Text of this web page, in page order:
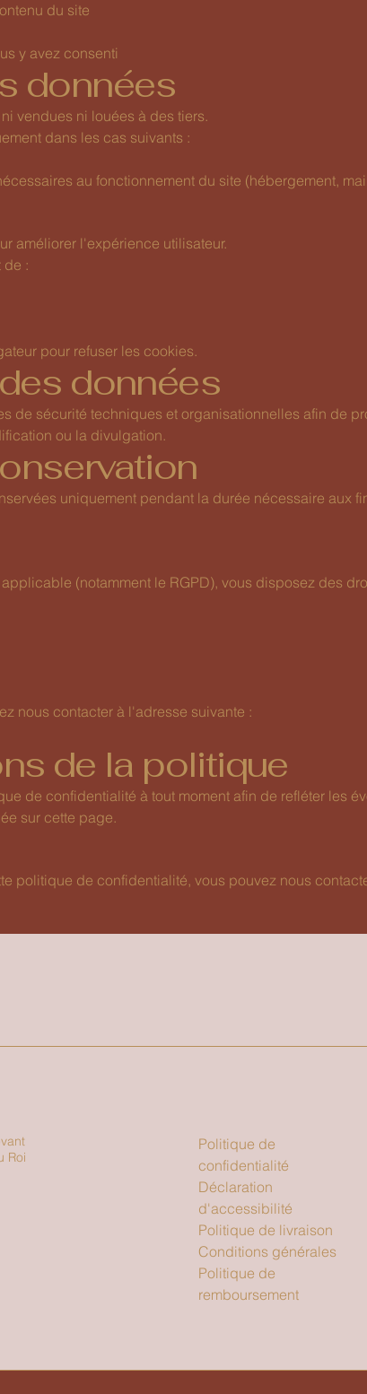
du site
y avez consenti
données
vendues ni louées à des tiers.
dans les cas suivants :
au fonctionnement du site (hébergement,
améliorer l'expérience utilisateur.
de :
pour refuser les cookies.
données
de sécurité techniques et organisationnelles afin de
ou la divulgation.
uniquement pendant la durée nécessaire aux
(notamment le RGPD), vous disposez des
nous contacter à l'adresse suivante :
de la politique
de confidentialité à tout moment afin de refléter les
sur cette page.
politique de confidentialité, vous pouvez nous
Roi
Politique de
confidentialité
Déclaration
d'accessibilité
Politique de livraison
Conditions générales
Politique de
remboursement